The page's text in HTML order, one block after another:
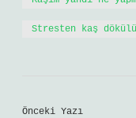
Stresten kaş
Önceki Yazı